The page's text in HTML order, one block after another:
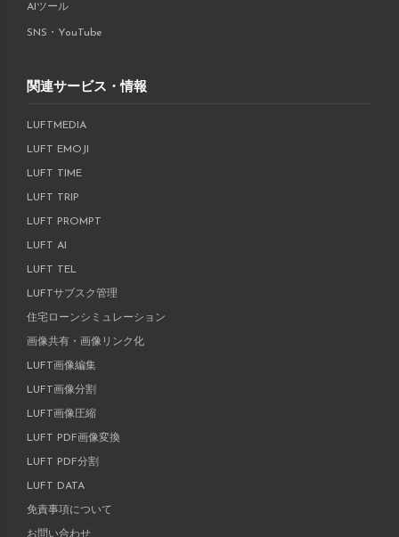
AIツール
SNS・YouTube
関連サービス・情報
LUFTMEDIA
LUFT EMOJI
LUFT TIME
LUFT TRIP
LUFT PROMPT
LUFT AI
LUFT TEL
LUFTサブスク管理
住宅ローンシミュレーション
画像共有・画像リンク化
LUFT画像編集
LUFT画像分割
LUFT画像圧縮
LUFT PDF画像変換
LUFT PDF分割
LUFT DATA
免責事項について
お問い合わせ